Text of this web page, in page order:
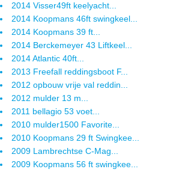
2014 Visser49ft keelyacht...
2014 Koopmans 46ft swingkeel...
2014 Koopmans 39 ft...
2014 Berckemeyer 43 Liftkeel...
2014 Atlantic 40ft...
2013 Freefall reddingsboot F...
2012 opbouw vrije val reddin...
2012 mulder 13 m...
2011 bellagio 53 voet...
2010 mulder1500 Favorite...
2010 Koopmans 29 ft Swingkee...
2009 Lambrechtse C-Mag...
2009 Koopmans 56 ft swingkee...